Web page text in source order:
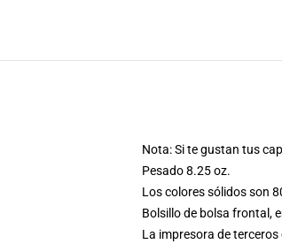
Nota: Si te gustan tus
Pesado 8.25 oz.
Los colores sólidos son
Bolsillo de bolsa frontal,
La impresora de